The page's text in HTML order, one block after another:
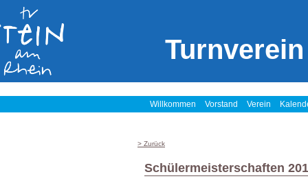
Willkommen Vorstand Verein
> Zurück
Schülermeisterschaften